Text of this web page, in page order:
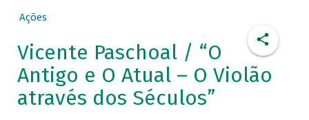
Ações
Vicente Paschoal / “O
Antigo e O Atual – O Violão
através dos Séculos”